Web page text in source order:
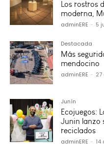
Los rostros
moderna,
adminERE - 5
Destacada
Más
mendocino
adminERE -
Junín
Ecojuegos:
Junin lanzo
reciclados
adminERE -